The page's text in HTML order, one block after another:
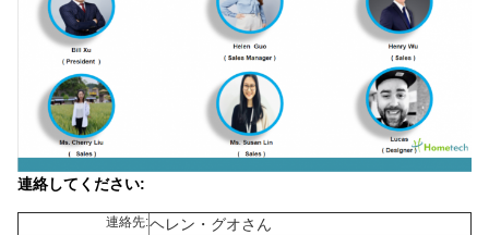
連絡してください:
連絡先:ヘレン・グオさん